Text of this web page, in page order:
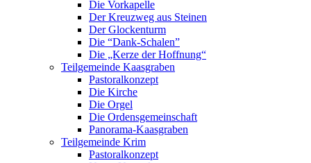
Die Vorkapelle
Der Kreuzweg aus Steinen
Der Glockenturm
Die “Dank-Schalen”
Die „Kerze der Hoffnung“
Teilgemeinde Kaasgraben
Pastoralkonzept
Die Kirche
Die Orgel
Die Ordensgemeinschaft
Panorama-Kaasgraben
Teilgemeinde Krim
Pastoralkonzept